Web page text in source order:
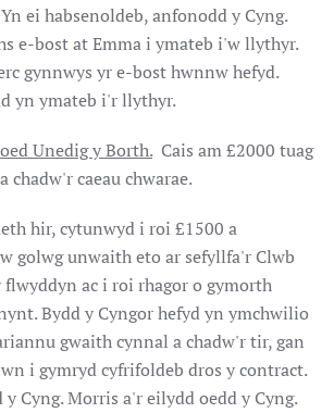
ei habsenoldeb, anfonodd y Cyng.
e-bost at Emma i ymateb i'w llythyr.
gynnwys yr e-bost hwnnw hefyd.
yn ymateb i'r llythyr.
Unedig y Borth.Cais am £2000 tuag
chadw'r caeau chwarae.
hir, cytunwyd i roi £1500 a
golwg unwaith eto ar sefyllfa'r Clwb
flwyddyn ac i roi rhagor o gymorth
Bydd y Cyngor hefyd yn ymchwilio
gwaith cynnal a chadw'r tir, gan
i gymryd cyfrifoldeb dros y contract.
y Cyng. Morris a'r eilydd oedd y Cyng.